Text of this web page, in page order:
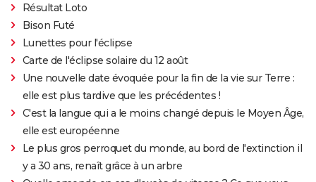
Résultat Loto
Bison Futé
Lunettes pour l'éclipse
Carte de l'éclipse solaire du 12 août
Une nouvelle date évoquée pour la fin de la vie sur Terre :
elle est plus tardive que les précédentes !
C'est la langue qui a le moins changé depuis le Moyen Âge,
elle est européenne
Le plus gros perroquet du monde, au bord de l'extinction il
y a 30 ans, renaît grâce à un arbre